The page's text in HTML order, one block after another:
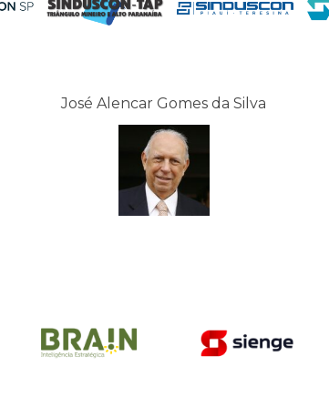
José Alencar Gomes da Silva